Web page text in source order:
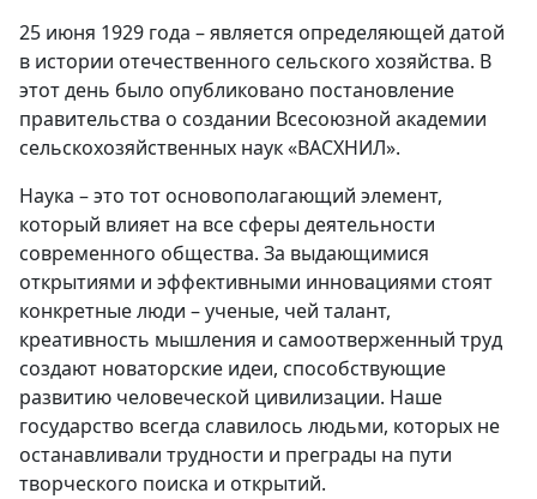
25 июня 1929 года – является определяющей датой
в истории отечественного сельского хозяйства. В
этот день было опубликовано постановление
правительства о создании Всесоюзной академии
сельскохозяйственных наук «ВАСХНИЛ».
Наука – это тот основополагающий элемент,
который влияет на все сферы деятельности
современного общества. За выдающимися
открытиями и эффективными инновациями стоят
конкретные люди – ученые, чей талант,
креативность мышления и самоотверженный труд
создают новаторские идеи, способствующие
развитию человеческой цивилизации. Наше
государство всегда славилось людьми, которых не
останавливали трудности и преграды на пути
творческого поиска и открытий.